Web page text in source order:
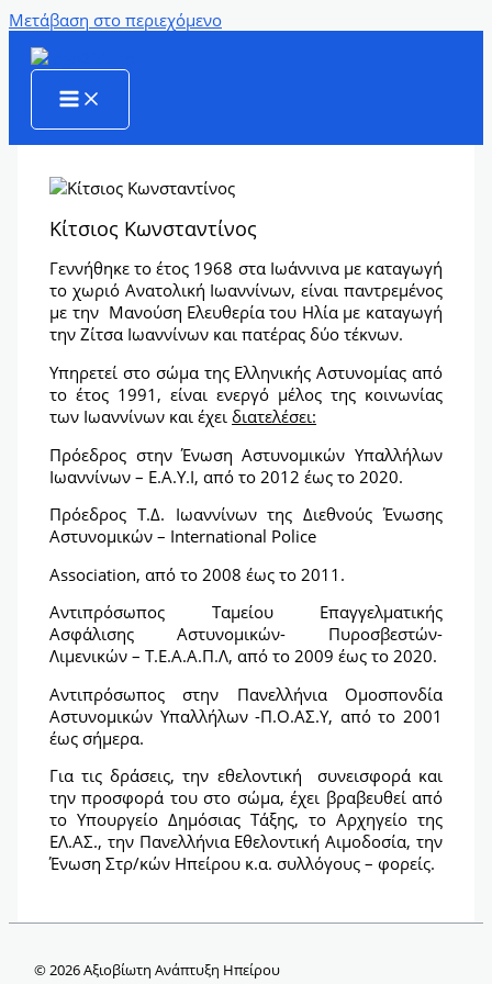
Μετάβαση στο περιεχόμενο
Κίτσιος Κωνσταντίνος
Γεννήθηκε το έτος 1968 στα Ιωάννινα µε καταγωγή
το χωριό Ανατολική Ιωαννίνων, είναι παντρεμένος
με την Μανούση Ελευθερία του Ηλία µε καταγωγή
την Ζίτσα Ιωαννίνων και πατέρας δύο τέκνων.
Υπηρετεί στο σώμα της Ελληνικής Αστυνομίας από
το έτος 1991, είναι ενεργό µέλος της κοινωνίας
των Ιωαννίνων και έχειδιατελέσει:
Πρόεδρος στην Ένωση Αστυνομικών Υπαλλήλων
Ιωαννίνων – Ε.Α.Υ.Ι, από το 2012 έως το 2020.
Πρόεδρος Τ.Δ. Ιωαννίνων της Διεθνούς Ένωσης
Αστυνοµικών – International Police
Association, από το 2008 έως το 2011.
Αντιπρόσωπος Ταµείου Επαγγελματικής
Ασφάλισης Αστυνοµικών- Πυροσβεστών-
Λιµενικών – Τ.Ε.Α.Α.Π.Λ, από το 2009 έως το 2020.
Αντιπρόσωπος στην Πανελλήνια Ομοσπονδία
Αστυνομικών Υπαλλήλων -Π.Ο.ΑΣ.Υ, από το 2001
έως σήμερα.
Για τις δράσεις, την εθελοντική συνεισφορά και
την προσφορά του στο σώμα, έχει βραβευθεί από
το Υπουργείο Δημόσιας Τάξης, το Αρχηγείο της
EΛ.AΣ., την Πανελλήνια Εθελοντική Αιμοδοσία, την
Ένωση Στρ/κών Ηπείρου κ.α. συλλόγους – φορείς.
© 2026 Αξιοβίωτη Ανάπτυξη Ηπείρου